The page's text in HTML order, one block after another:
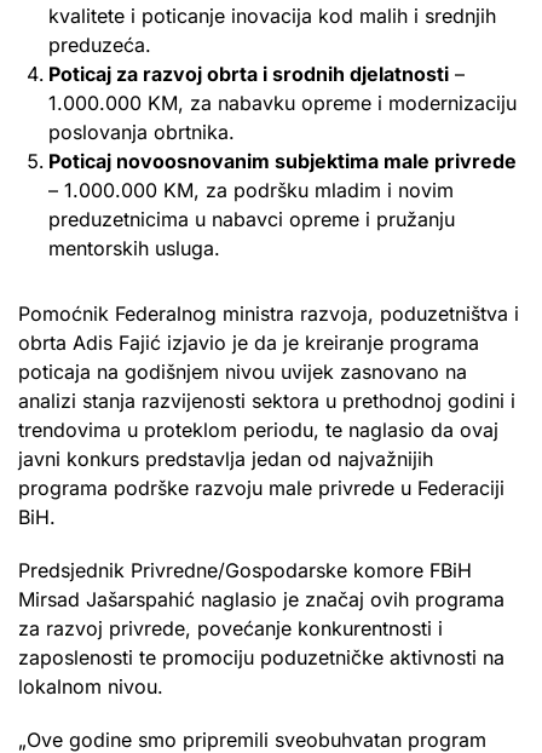
kvalitete i poticanje inovacija kod malih i srednjih
preduzeća.
Poticaj za razvoj obrta i srodnih djelatnosti –
1.000.000 KM, za nabavku opreme i modernizaciju
poslovanja obrtnika.
Poticaj novoosnovanim subjektima male privrede
– 1.000.000 KM, za podršku mladim i novim
preduzetnicima u nabavci opreme i pružanju
mentorskih usluga.
Pomoćnik Federalnog ministra razvoja, poduzetništva i
obrta Adis Fajić izjavio je da je kreiranje programa
poticaja na godišnjem nivou uvijek zasnovano na
analizi stanja razvijenosti sektora u prethodnoj godini i
trendovima u proteklom periodu, te naglasio da ovaj
javni konkurs predstavlja jedan od najvažnijih
programa podrške razvoju male privrede u Federaciji
BiH.
Predsjednik Privredne/Gospodarske komore FBiH
Mirsad Jašarspahić naglasio je značaj ovih programa
za razvoj privrede, povećanje konkurentnosti i
zaposlenosti te promociju poduzetničke aktivnosti na
lokalnom nivou.
„Ove godine smo pripremili sveobuhvatan program